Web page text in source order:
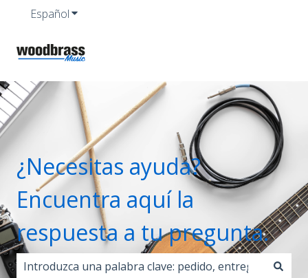
EspañolTraducciones de Mostrar submenú de
¿Necesitas ayuda?
Encuentra aquí la
respuesta a tu pregunta.